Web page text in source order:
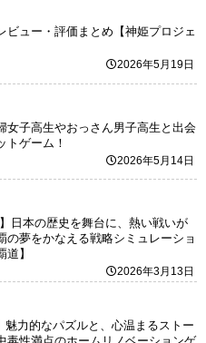
ビュー・評価まとめ【神姫プロジェ
2026年5月19日
女子高生やおっさん男子高生と出会
トゲーム！
2026年5月14日
日本の歴史を舞台に、熱い戦いが
の夢をかなえる戦略シミュレーショ
】
2026年3月13日
魅力的なパズルと、心温まるストー